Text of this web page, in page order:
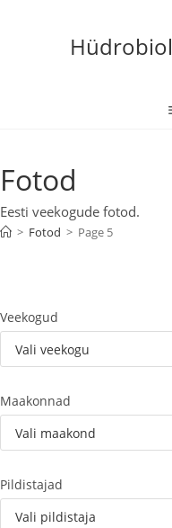
Fotod
Eesti veekogude fotod.
> Fotod > Page 5
Veekogud
Maakonnad
Pildistajad